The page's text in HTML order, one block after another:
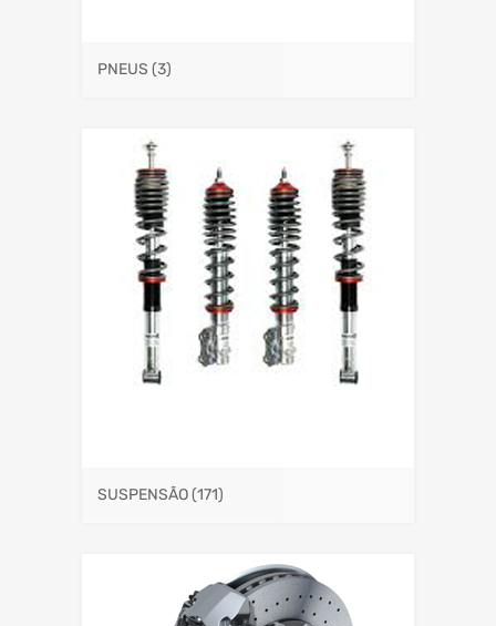
PNEUS (3)
SUSPENSÃO(171)